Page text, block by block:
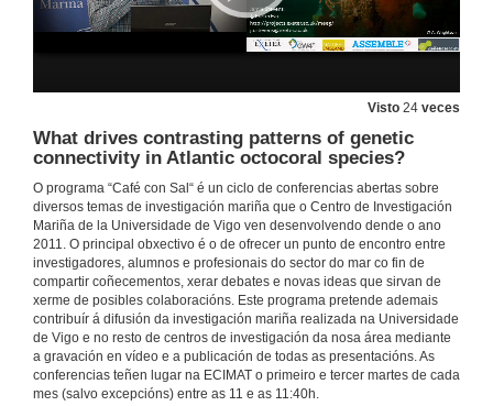
Visto 24 veces
What drives contrasting patterns of genetic
connectivity in Atlantic octocoral species?
O programa “Café con Sal“ é un ciclo de conferencias abertas sobre
diversos temas de investigación mariña que o Centro de Investigación
Mariña de la Universidade de Vigo ven desenvolvendo dende o ano
2011. O principal obxectivo é o de ofrecer un punto de encontro entre
investigadores, alumnos e profesionais do sector do mar co fin de
compartir coñecementos, xerar debates e novas ideas que sirvan de
xerme de posibles colaboracións. Este programa pretende ademais
contribuír á difusión da investigación mariña realizada na Universidade
de Vigo e no resto de centros de investigación da nosa área mediante
a gravación en vídeo e a publicación de todas as presentacións. As
conferencias teñen lugar na ECIMAT o primeiro e tercer martes de cada
mes (salvo excepcións) entre as 11 e as 11:40h.
Presentation of Jose González
Questions. Assessing the dynamics of the microbial plankton community using a model
17 de set. de 2019
Presentation of Fiz da Costa and James Wagitt
18 de xul. de 2019